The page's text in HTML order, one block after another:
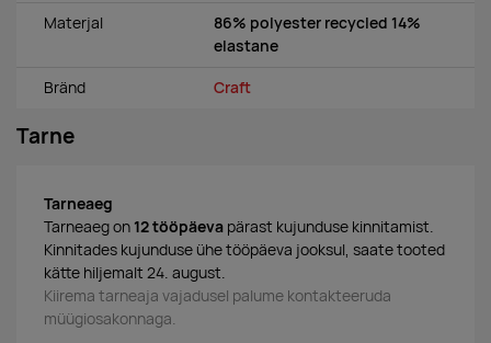
Materjal
86% polyester recycled 14%
elastane
Bränd Craft
Tarne
Tarneaeg
Tarneaeg on 12 tööpäeva pärast kujunduse kinnitamist.
Kinnitades kujunduse ühe tööpäeva jooksul, saate tooted
kätte hiljemalt 24. august.
Kiirema tarneaja vajadusel palume kontakteeruda
müügiosakonnaga.